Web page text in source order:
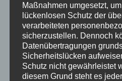
Maßnahmen umgesetzt,
lückenlosen Schutz der
verarbeiteten
sicherzustellen. Dennoch
Datenübertragungen
Sicherheitslücken
Schutz nicht gewährleistet
diesem Grund steht es